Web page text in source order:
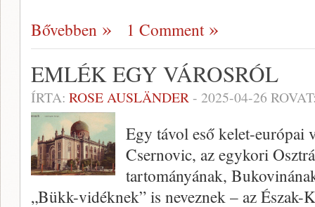
Bővebben 1 Comment
EMLÉK EGY VÁROSRÓL
ÍRTA: ROSE AUSLÄNDER- 2025-04-26
Egy távol eső kelet-európai
Csernovic, az egykori
tartományának,
„Bükk-vidéknek” is neveznek – az